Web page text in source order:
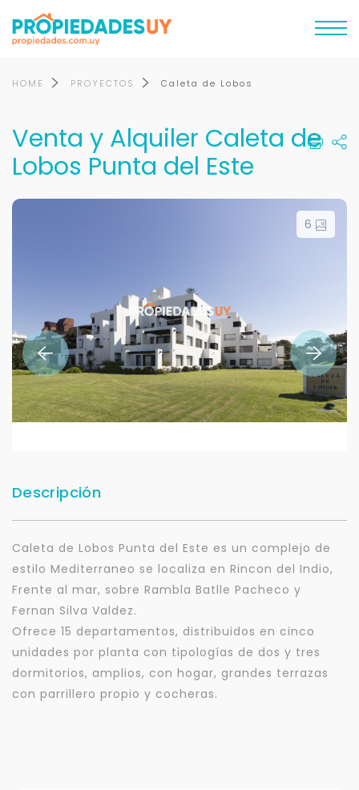
HOME PROYECTOS Caleta de Lobos
Venta y Alquiler Caleta de
Lobos Punta del Este
6
Descripción
Caleta de Lobos Punta del Este es un complejo de
estilo Mediterraneo se localiza en Rincon del Indio,
Frente al mar, sobre Rambla Batlle Pacheco y
Fernan Silva Valdez.
Ofrece 15 departamentos, distribuidos en cinco
unidades por planta con tipologías de dos y tres
dormitorios, amplios, con hogar, grandes terrazas
con parrillero propio y cocheras.